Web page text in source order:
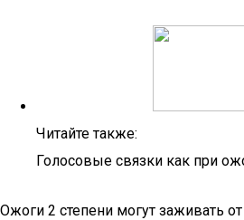
Читайте также:
Голосовые связки как при
Ожоги 2 степени могут заживать